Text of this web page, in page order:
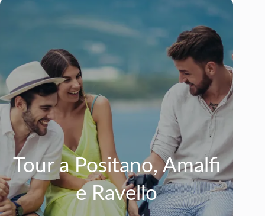
Tour a Positano, Amalfi
e Ravello